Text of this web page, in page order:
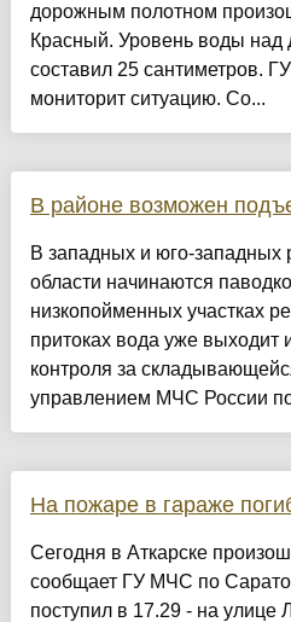
дорожным полотном
Красный. Уровень воды
составил 25 сантиметров.
мониторит ситуацию. Со...
В районе возможен
В западных и юго-западных
области начинаются
низкопойменных участках
притоках вода уже выходит
контроля за
управлением МЧС России
На пожаре в гараже
Сегодня в Аткарске
сообщает ГУ МЧС по
поступил в 17.29 - на улице